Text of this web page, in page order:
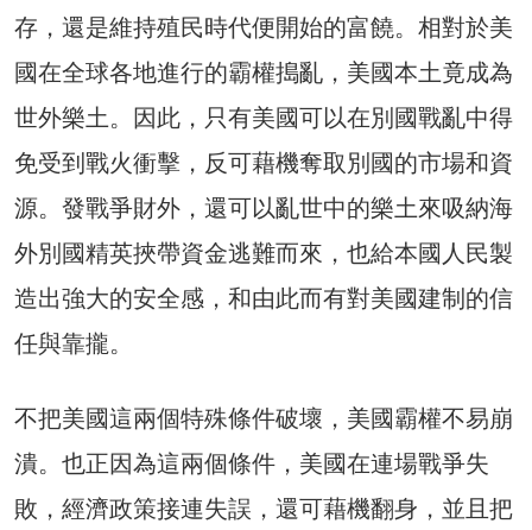
存，還是維持殖民時代便開始的富饒。相對於美
國在全球各地進行的霸權搗亂，美國本土竟成為
世外樂土。因此，只有美國可以在別國戰亂中得
免受到戰火衝擊，反可藉機奪取別國的市場和資
源。發戰爭財外，還可以亂世中的樂土來吸納海
外別國精英挾帶資金逃難而來，也給本國人民製
造出強大的安全感，和由此而有對美國建制的信
任與靠攏。
不把美國這兩個特殊條件破壞，美國霸權不易崩
潰。也正因為這兩個條件，美國在連場戰爭失
敗，經濟政策接連失誤，還可藉機翻身，並且把